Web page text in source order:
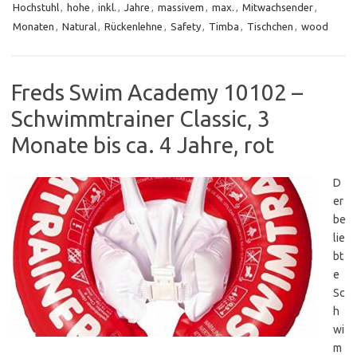
Hochstuhl, hohe , inkl. , Jahre , massivem , max. , Mitwachsender,
Monaten , Natural, Rückenlehne , Safety, Timba , Tischchen , wood
Freds Swim Academy 10102 –
Schwimmtrainer Classic, 3
Monate bis ca. 4 Jahre, rot
D
er
be
lie
bt
e
Sc
h
wi
m